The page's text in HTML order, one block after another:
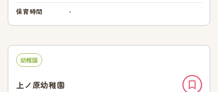
保育時間 -
幼稚園
上ノ原幼稚園